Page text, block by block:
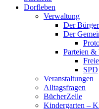
scrollenDorfleben
Verwaltung
Der
Der
Parteien &
SPD
Veranstaltungen
Alltagsfragen
BücherZelle
Kindergarten –